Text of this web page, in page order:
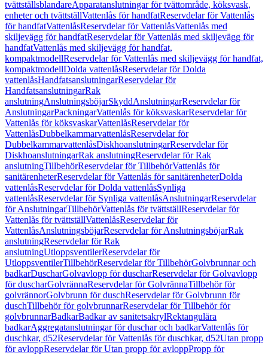
tvättställsblandareApparatanslutningar för tvättområde, köksvask,
enheter och tvättställVattenlås för handfatReservdelar för Vattenlås
för handfatVattenlåsReservdelar för VattenlåsVattenlås med
skiljevägg för handfatReservdelar för Vattenlås med skiljevägg för
handfatVattenlås med skiljevägg för handfat,
kompaktmodellReservdelar för Vattenlås med skiljevägg för handfat,
kompaktmodellDolda vattenlåsReservdelar för Dolda
vattenlåsHandfatsanslutningarReservdelar för
HandfatsanslutningarRak
anslutningAnslutningsböjarSkyddAnslutningarReservdelar för
AnslutningarPackningarVattenlås för köksvaskarReservdelar för
Vattenlås för köksvaskarVattenlåsReservdelar för
VattenlåsDubbelkammarvattenlåsReservdelar för
DubbelkammarvattenlåsDiskhoanslutningarReservdelar för
DiskhoanslutningarRak anslutningReservdelar för Rak
anslutningTillbehörReservdelar för TillbehörVattenlås för
sanitärenheterReservdelar för Vattenlås för sanitärenheterDolda
vattenlåsReservdelar för Dolda vattenlåsSynliga
vattenlåsReservdelar för Synliga vattenlåsAnslutningarReservdelar
för AnslutningarTillbehörVattenlås för tvättställReservdelar för
Vattenlås för tvättställVattenlåsReservdelar för
VattenlåsAnslutningsböjarReservdelar för AnslutningsböjarRak
anslutningReservdelar för Rak
anslutningUtloppsventilerReservdelar för
UtloppsventilerTillbehörReservdelar för TillbehörGolvbrunnar och
badkarDuscharGolvavlopp för duscharReservdelar för Golvavlopp
för duscharGolvrännaReservdelar för GolvrännaTillbehör för
golvrännorGolvbrunn för duschReservdelar för Golvbrunn för
duschTillbehör för golvbrunnarReservdelar för Tillbehör för
golvbrunnarBadkarBadkar av sanitetsakrylRektangulära
badkarAggregatanslutningar för duschar och badkarVattenlås för
duschkar, d52Reservdelar för Vattenlås för duschkar, d52Utan propp
för avloppReservdelar för Utan propp för avloppPropp för